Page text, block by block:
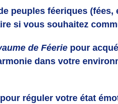
peuples féeriques (fées,
si vous souhaitez
de Féerie pour
dans votre
pour réguler votre état